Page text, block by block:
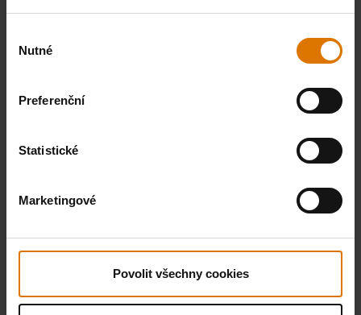
souhlasu
Nutné
Preferenční
Statistické
Marketingové
Povolit všechny cookies